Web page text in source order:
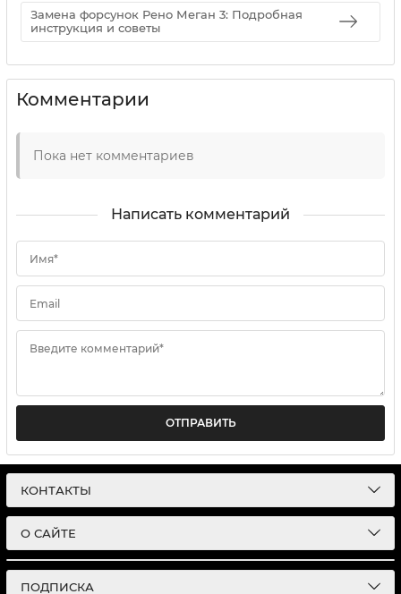
Замена форсунок Рено Меган 3: Подробная
инструкция и советы
Комментарии
Пока нет комментариев
Написать комментарий
Имя*
Email
Введите комментарий*
ОТПРАВИТЬ
КОНТАКТЫ
О САЙТЕ
ПОДПИСКА